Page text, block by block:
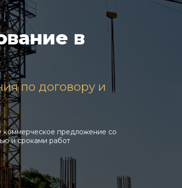
в
по договору и
коммерческое предложение со
и сроками работ